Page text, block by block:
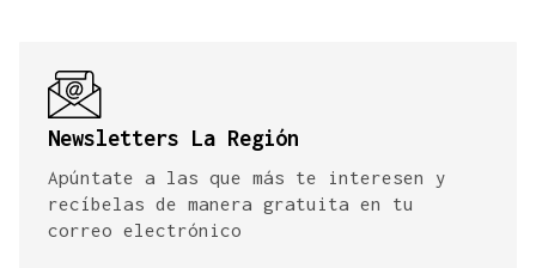
Newsletters La Región
Apúntate a las que más te interesen y
recíbelas de manera gratuita en tu
correo electrónico